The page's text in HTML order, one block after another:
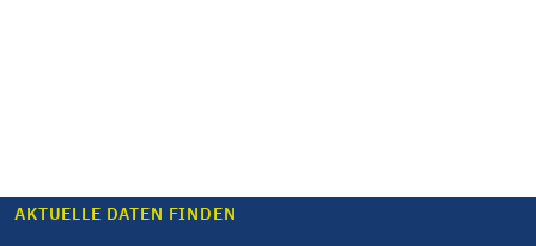
AKTUELLE DATEN FINDEN